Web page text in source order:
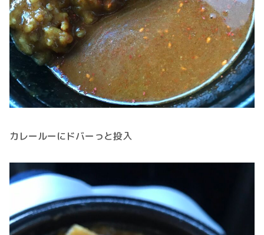
カレールーにドバーっと投入